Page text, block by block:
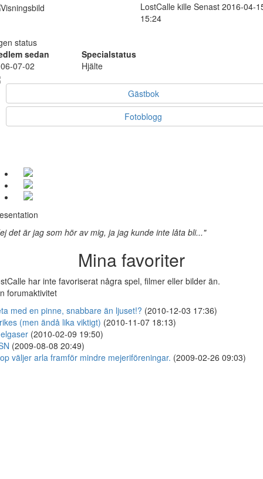
LostCalle kille Senast 2016-04-
15:24
status
sedan
Specialstatus
07-02
Hjälte
Gästbok
Fotoblogg
det är jag som hör av mig, ja jag kunde inte låta bli..."
Mina favoriter
har inte favoriserat några spel, filmer eller bilder än.
forumaktivitet
med en pinne, snabbare än ljuset!? (2010-12-03 17:36)
(men ändå lika viktigt) (2010-11-07 18:13)
(2010-02-09 19:50)
(2009-08-08 20:49)
väljer arla framför mindre mejeriföreningar. (2009-02-26 09:03)